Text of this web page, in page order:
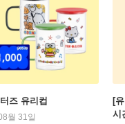
즈 유리컵
월 31일
[
시